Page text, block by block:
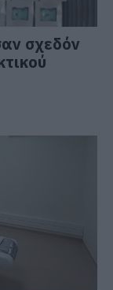
σχεδόν